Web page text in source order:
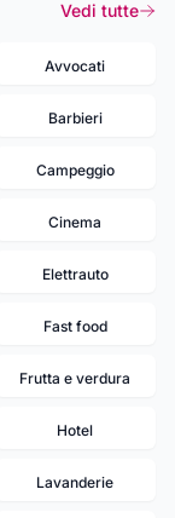
Vedi tutte
Avvocati
Barbieri
Campeggio
Cinema
Elettrauto
Fast food
Frutta e verdura
Hotel
Lavanderie